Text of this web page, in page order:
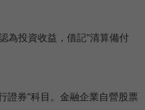
為投資收益，借記"清算備付
證券"科目。金融企業自營股票